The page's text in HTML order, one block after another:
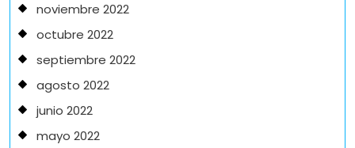
noviembre 2022
octubre 2022
septiembre 2022
agosto 2022
junio 2022
mayo 2022